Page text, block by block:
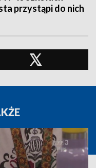
przystąpi do nich